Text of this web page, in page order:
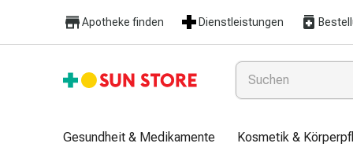
Gesundheit
Erkältung
Hals
Apotheke finden Dienstleistungen
Gesundheit & Medikamente Kosmetik &